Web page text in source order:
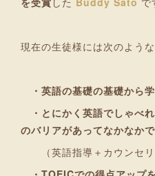
現在の生徒様には次のよう
・英語の基礎の基礎から
・とにかく英語でしゃべ
のバリアがあってなかなか
（英語指導＋カウンセリ